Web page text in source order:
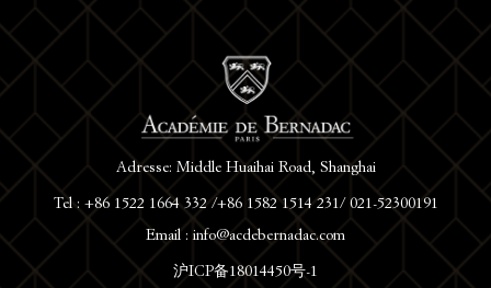
Adresse: Middle Huaihai Road, Shanghai
Tel : +86 1522 1664 332 /+86 1582 1514 231/ 021-52300191
Email : info@acdebernadac.com
沪ICP备18014450号-1